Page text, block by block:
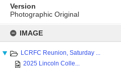
content
IMAGE
LCRFC Reunion, Saturday ...
2025 Lincoln Colle...
Version
Photographic Original